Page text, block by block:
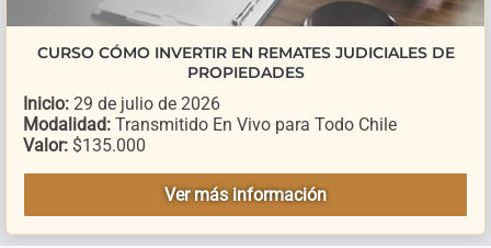
CURSO CÓMO INVERTIR EN REMATES JUDICIALES DE
PROPIEDADES
Inicio: 29 de julio de 2026
Modalidad: Transmitido En Vivo para Todo Chile
Valor: $135.000
Ver más información